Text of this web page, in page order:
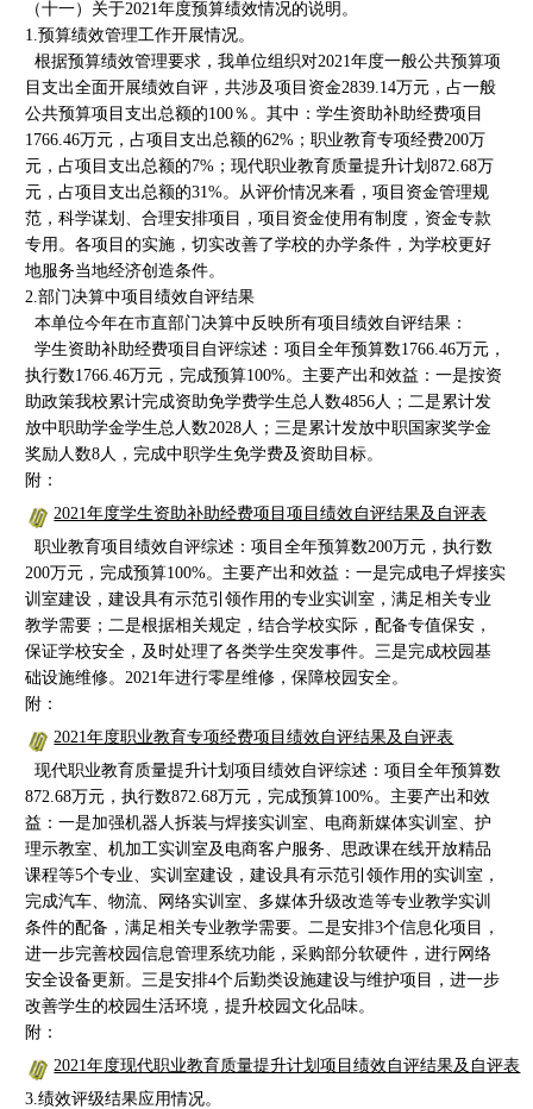
（十一）关于2021年度预算绩效情况的说明。
1.预算绩效管理工作开展情况。
根据预算绩效管理要求，我单位组织对2021年度一般公共预算项
目支出全面开展绩效自评，共涉及项目资金2839.14万元，占一般
公共预算项目支出总额的100％。其中：学生资助补助经费项目
1766.46万元，占项目支出总额的62%；职业教育专项经费200万
元，占项目支出总额的7%；现代职业教育质量提升计划872.68万
元，占项目支出总额的31%。从评价情况来看，项目资金管理规
范，科学谋划、合理安排项目，项目资金使用有制度，资金专款
专用。各项目的实施，切实改善了学校的办学条件，为学校更好
地服务当地经济创造条件。
2.部门决算中项目绩效自评结果
本单位今年在市直部门决算中反映所有项目绩效自评结果：
学生资助补助经费项目自评综述：项目全年预算数1766.46万元，
执行数1766.46万元，完成预算100%。主要产出和效益：一是按资
助政策我校累计完成资助免学费学生总人数4856人；二是累计发
放中职助学金学生总人数2028人；三是累计发放中职国家奖学金
奖励人数8人，完成中职学生免学费及资助目标。
附：
2021年度学生资助补助经费项目项目绩效自评结果及自评表
职业教育项目绩效自评综述：项目全年预算数200万元，执行数
200万元，完成预算100%。主要产出和效益：一是完成电子焊接实
训室建设，建设具有示范引领作用的专业实训室，满足相关专业
教学需要；二是根据相关规定，结合学校实际，配备专值保安，
保证学校安全，及时处理了各类学生突发事件。三是完成校园基
础设施维修。2021年进行零星维修，保障校园安全。
附：
2021年度职业教育专项经费项目绩效自评结果及自评表
现代职业教育质量提升计划项目绩效自评综述：项目全年预算数
872.68万元，执行数872.68万元，完成预算100%。主要产出和效
益：一是加强机器人拆装与焊接实训室、电商新媒体实训室、护
理示教室、机加工实训室及电商客户服务、思政课在线开放精品
课程等5个专业、实训室建设，建设具有示范引领作用的实训室，
完成汽车、物流、网络实训室、多媒体升级改造等专业教学实训
条件的配备，满足相关专业教学需要。二是安排3个信息化项目，
进一步完善校园信息管理系统功能，采购部分软硬件，进行网络
安全设备更新。三是安排4个后勤类设施建设与维护项目，进一步
改善学生的校园生活环境，提升校园文化品味。
附：
2021年度现代职业教育质量提升计划项目绩效自评结果及自评表
3.绩效评级结果应用情况。